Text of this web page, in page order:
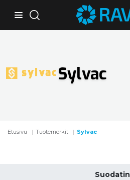
Etusivu Tuotemerkit Sylvac
Sylvac
Suodatin